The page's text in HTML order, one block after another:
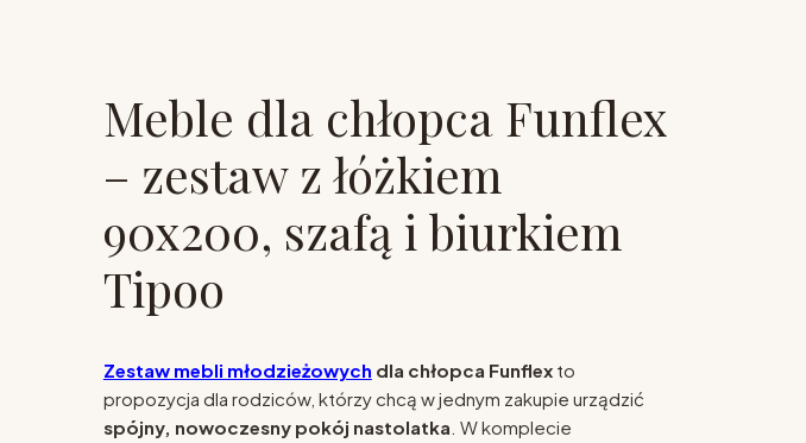
Meble dla chłopca Funflex
– zestaw z łóżkiem
90x200, szafą i biurkiem
Tipoo
Zestaw mebli młodzieżowych dla chłopca Funflexto
propozycja dla rodziców, którzy chcą w jednym zakupie urządzić
spójny, nowoczesny pokój nastolatka . W komplecie